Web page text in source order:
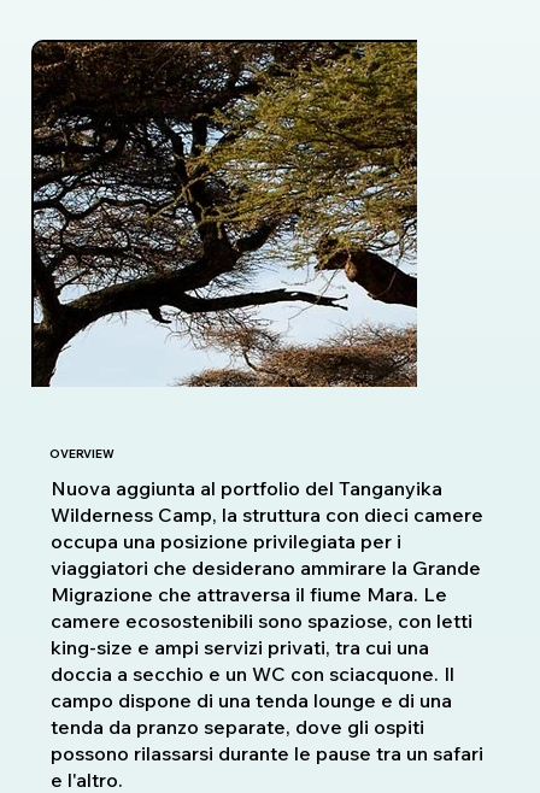
OVERVIEW
Nuova aggiunta al portfolio del Tanganyika
Wilderness Camp, la struttura con dieci camere
occupa una posizione privilegiata per i
viaggiatori che desiderano ammirare la Grande
Migrazione che attraversa il fiume Mara. Le
camere ecosostenibili sono spaziose, con letti
king-size e ampi servizi privati, tra cui una
doccia a secchio e un WC con sciacquone. Il
campo dispone di una tenda lounge e di una
tenda da pranzo separate, dove gli ospiti
possono rilassarsi durante le pause tra un safari
e l'altro.